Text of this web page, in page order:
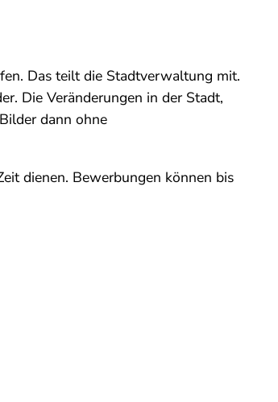
Das teilt die Stadtverwaltung mit.
Die Veränderungen in der Stadt,
dann ohne
dienen. Bewerbungen können bis